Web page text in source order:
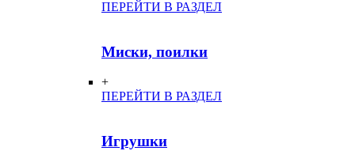
ПЕРЕЙТИ В РАЗДЕЛ
Миски, поилки
+
ПЕРЕЙТИ В РАЗДЕЛ
Игрушки